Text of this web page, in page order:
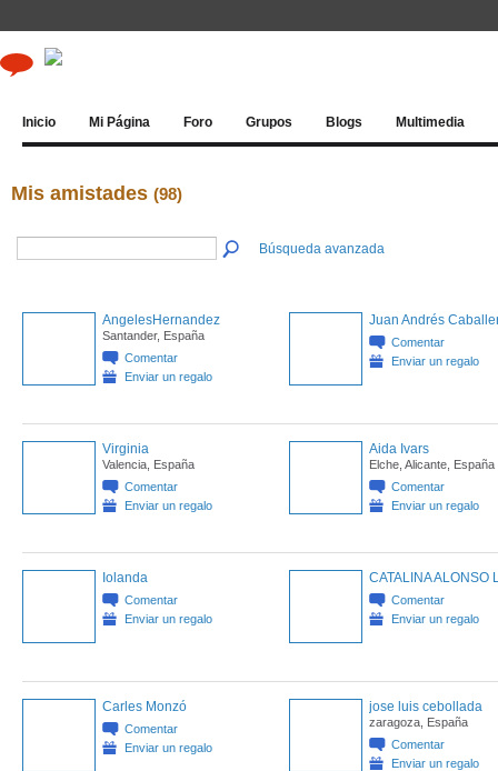
Inicio Mi Página Foro Grupos Blogs Multimedia
Mis amistades (98)
Búsqueda avanzada
AngelesHernandez
Santander, España
Comentar
Enviar un regalo
Juan Andrés
Comentar
Enviar un regalo
Virginia
Valencia, España
Comentar
Enviar un regalo
Aida Ivars
Elche, Alicante, España
Comentar
Enviar un regalo
Iolanda
Comentar
Enviar un regalo
CATALINA ALONSO
Comentar
Enviar un regalo
Carles Monzó
Comentar
Enviar un regalo
jose luis cebollada
zaragoza, España
Comentar
Enviar un regalo